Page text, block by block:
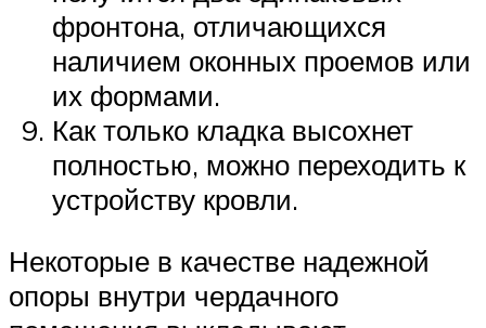
фронтона, отличающихся
наличием оконных проемов или
их формами.
Как только кладка высохнет
полностью, можно переходить к
устройству кровли.
Некоторые в качестве надежной
опоры внутри чердачного